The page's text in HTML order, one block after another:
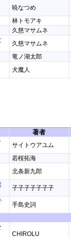
暁なつめ
林トモアキ
久慈マサムネ
久慈マサムネ
竜ノ湖太郎
犬魔人
著者
サイトウアユム
若桜拓海
北条新九郎
子子子子子子子
手島史詞
CHIROLU